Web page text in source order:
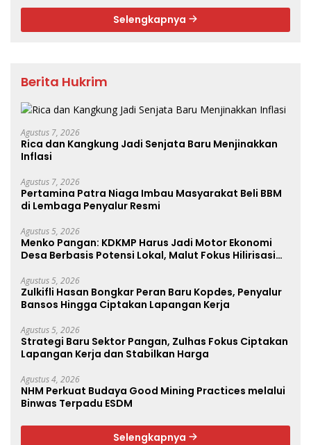
Selengkapnya
Berita Hukrim
Agustus 7, 2026
Rica dan Kangkung Jadi Senjata Baru Menjinakkan
Inflasi
Agustus 7, 2026
Pertamina Patra Niaga Imbau Masyarakat Beli BBM
di Lembaga Penyalur Resmi
Agustus 5, 2026
Menko Pangan: KDKMP Harus Jadi Motor Ekonomi
Desa Berbasis Potensi Lokal, Malut Fokus Hilirisasi
Agustus 5, 2026
Zulkifli Hasan Bongkar Peran Baru Kopdes, Penyalur
Bansos Hingga Ciptakan Lapangan Kerja
Agustus 5, 2026
Strategi Baru Sektor Pangan, Zulhas Fokus Ciptakan
Lapangan Kerja dan Stabilkan Harga
Agustus 4, 2026
NHM Perkuat Budaya Good Mining Practices melalui
Binwas Terpadu ESDM
Selengkapnya